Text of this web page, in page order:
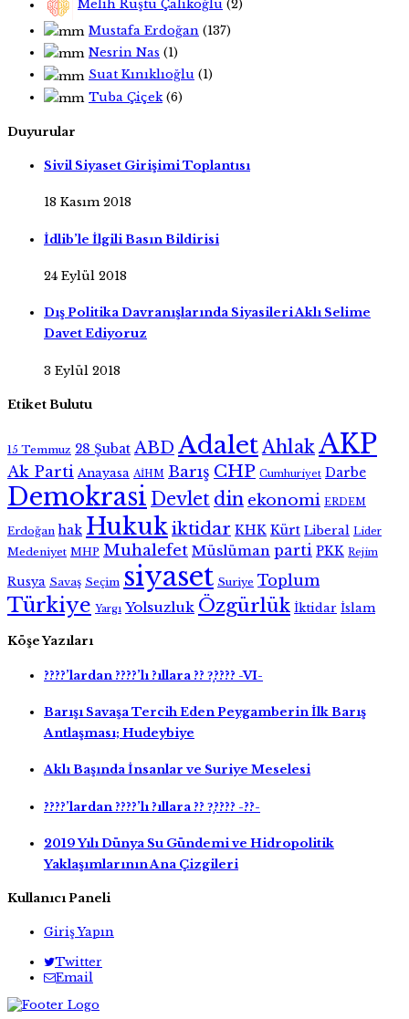
Melih Rüştü Çalıkoğlu (2)
Mustafa Erdoğan (137)
Nesrin Nas (1)
Suat Kınıklıoğlu (1)
Tuba Çiçek(6)
Duyurular
Sivil Siyaset Girişimi Toplantısı
18 Kasım 2018
İdlib’le İlgili Basın Bildirisi
24 Eylül 2018
Dış Politika Davranışlarında Siyasileri Aklı Selime
Davet Ediyoruz
3 Eylül 2018
Etiket Bulutu
15 Temmuz 28 Şubat ABD AdaletAhlakAKP
Ak Parti Anayasa AİHM Barış CHP Cumhuriyet Darbe
Demokrasi Devlet din ekonomi ERDEM
Erdoğan hak Hukukiktidar KHK Kürt Liberal Lider
Medeniyet MHP Muhalefet Müslüman parti PKK Rejim
Rusya Savaş Seçim siyaset Suriye Toplum
Türkiye Yargı Yolsuzluk Özgürlük İktidar İslam
Köşe Yazıları
????’lardan ????’lı ?ıllara ?? ?̧???? -VI-
Barışı Savaşa Tercih Eden Peygamberin İlk Barış
Antlaşması; Hudeybiye
Aklı Başında İnsanlar ve Suriye Meselesi
????’lardan ????’lı ?ıllara ?? ?̧???? -??-
2019 Yılı Dünya Su Gündemi ve Hidropolitik
Yaklaşımlarının Ana Çizgileri
Kullanıcı Paneli
Giriş Yapın
Twitter
Email